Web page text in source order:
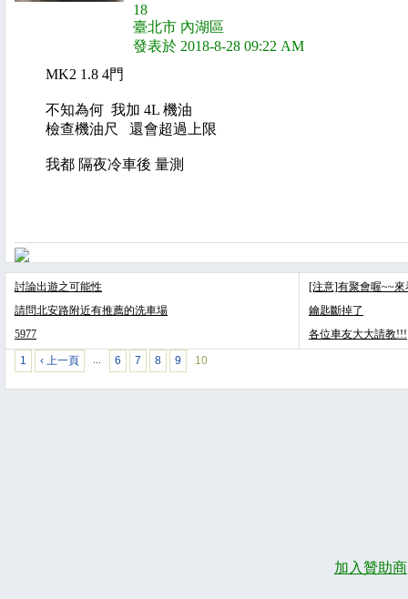
18
臺北市 內湖區
發表於 2018-8-28 09:22 AM
MK2 1.8 4門
不知為何 我加 4L 機油
檢查機油尺 還會超過上限
我都 隔夜冷車後 量測
討論出遊之可能性
請問北安路附近有推薦的洗車場
5977
[注意]有聚會喔~~來
鑰匙斷掉了
各位車友大大請教!!!
1 ‹ 上一頁 … 6 7 8 9 10
加入贊助商